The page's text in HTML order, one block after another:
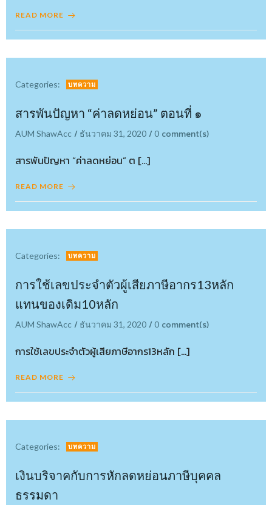
READ MORE
Categories: บทความ
สารพันปัญหา “ค่าลดหย่อน” ตอนที่ ๑
AUM ShawAcc / ธันวาคม 31, 2020 /0 comment(s)
สารพันปัญหา “ค่าลดหย่อน” ต […]
READ MORE
Categories: บทความ
การใช้เลขประจำตัวผู้เสียภาษีอากร13หลัก
แทนของเดิม10หลัก
AUM ShawAcc / ธันวาคม 31, 2020 /0 comment(s)
การใช้เลขประจำตัวผู้เสียภาษีอากร13หลัก […]
READ MORE
Categories: บทความ
เงินบริจาคกับการหักลดหย่อนภาษีบุคคล
ธรรมดา